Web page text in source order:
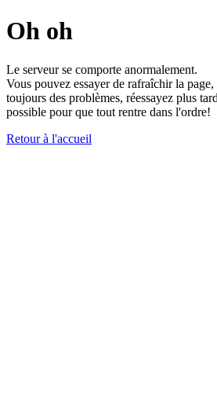
Oh oh
Le serveur se comporte anormalement.
Vous pouvez essayer de rafraîchir la
toujours des problèmes, réessayez plus
possible pour que tout rentre dans l'ordre!
Retour à l'accueil